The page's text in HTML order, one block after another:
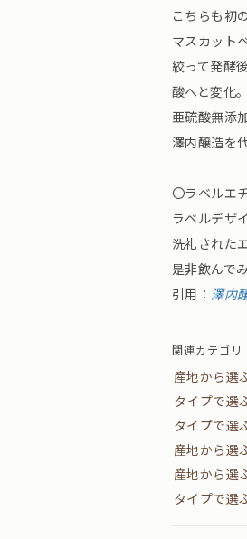
こちらも初
マスカット
絞って発酵
酸へと変化。
亜硫酸無添
澤内醸造を
〇ラベルエ
ラベルデザ
洗礼された
是非飲んで
引用： 澤内
関連カテゴリ
産地から選
タイプで選
タイプで選
産地から選
産地から選
タイプで選